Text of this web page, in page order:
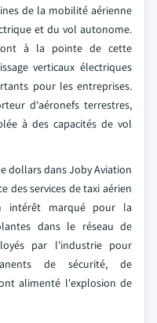
de la mobilité aérienne
et du vol autonome.
à la pointe de cette
verticaux électriques
pour les entreprises.
d'aéronefs terrestres,
à des capacités de vol
dollars dans Joby Aviation
des services de taxi aérien
intérêt marqué pour la
dans le réseau de
par l'industrie pour
de sécurité, de
alimenté l'explosion de